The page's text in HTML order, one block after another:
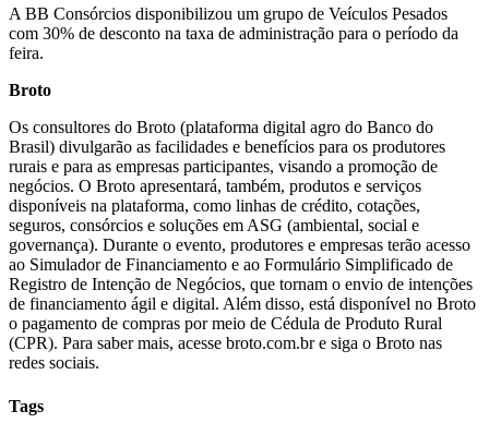
A BB Consórcios disponibilizou um grupo de Veículos Pesados
com 30% de desconto na taxa de administração para o período da
feira.
Broto
Os consultores do Broto (plataforma digital agro do Banco do
Brasil) divulgarão as facilidades e benefícios para os produtores
rurais e para as empresas participantes, visando a promoção de
negócios. O Broto apresentará, também, produtos e serviços
disponíveis na plataforma, como linhas de crédito, cotações,
seguros, consórcios e soluções em ASG (ambiental, social e
governança). Durante o evento, produtores e empresas terão acesso
ao Simulador de Financiamento e ao Formulário Simplificado de
Registro de Intenção de Negócios, que tornam o envio de intenções
de financiamento ágil e digital. Além disso, está disponível no Broto
o pagamento de compras por meio de Cédula de Produto Rural
(CPR). Para saber mais, acesse broto.com.br e siga o Broto nas
redes sociais.
Tags